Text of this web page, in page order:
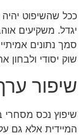
ככל שהשיפוט יהיה
יגדל. משקיעים
סמך נתונים
שוק יסודי
שיפור
שיפוץ נכס
המיידית אלא גם